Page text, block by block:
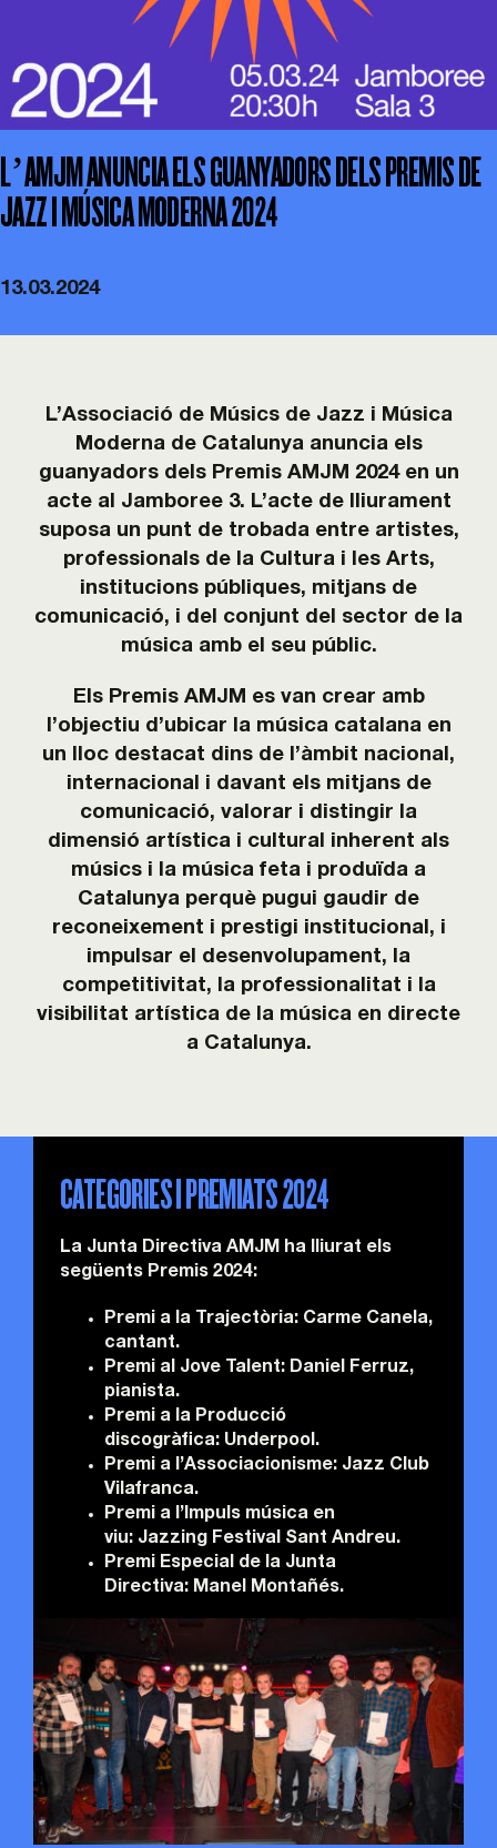
Esdeveniments
Col·laboracions
Sostenibilitat
L’AMJM ANUNCIA ELS GUANYADORS DELS PREMIS DE
JAZZ I MÚSICA MODERNA 2024
13.03.2024
L’Associació de Músics de Jazz i Música
Moderna de Catalunya anuncia els
guanyadors dels Premis AMJM 2024 en un
acte al Jamboree 3. L’acte de lliurament
suposa un punt de trobada entre artistes,
professionals de la Cultura i les Arts,
institucions públiques, mitjans de
comunicació, i del conjunt del sector de la
música amb el seu públic.
Els Premis AMJM es van crear amb
l’objectiu d’ubicar la música catalana en
un lloc destacat dins de l’àmbit nacional,
internacional i davant els mitjans de
comunicació, valorar i distingir la
dimensió artística i cultural inherent als
músics i la música feta i produïda a
Catalunya perquè pugui gaudir de
reconeixement i prestigi institucional, i
impulsar el desenvolupament, la
competitivitat, la professionalitat i la
visibilitat artística de la música en directe
a Catalunya.
CATEGORIES I PREMIATS 2024
La Junta Directiva AMJM ha lliurat els
següents Premis 2024:
Premi a la Trajectòria:Carme Canela,
cantant.
Premi al Jove Talent:Daniel Ferruz,
pianista.
Premi a la Producció
discogràfica:Underpool.
Premi a l’Associacionisme:Jazz Club
Vilafranca.
Premi a l’Impuls música en
viu:Jazzing Festival Sant Andreu.
Premi Especial de la Junta
Directiva: Manel Montañés.